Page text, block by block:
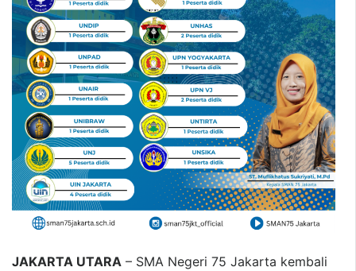
JAKARTA UTARA – SMA Negeri 75 Jakarta kembali